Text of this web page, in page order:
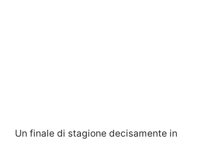
Un finale di stagione decisamente in